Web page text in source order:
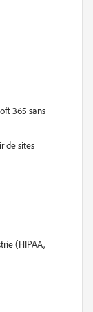
365 sans
de sites
(HIPAA,